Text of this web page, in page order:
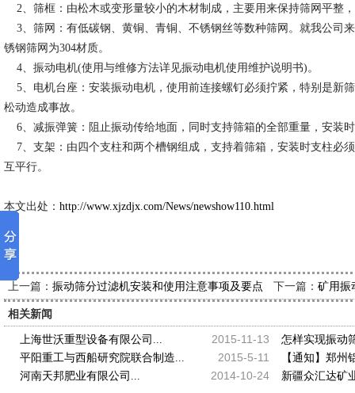
2、筛框：由松木或变形量较小的木材制成，主要用来保持筛网平整
3、筛网：有低碳钢、黄铜、青铜、不锈钢丝等数种筛网。就我公司
锈钢筛网为304材质。
4、振动电机(使用与维修方法详见振动电机使用维护说明书)。
5、电机台座：安装振动电机，使用前连接螺钉必须拧紧，特别是新
松动造成事故。
6、减振弹簧：阻止振动传给地面，同时支持筛箱的全部重量，安装
7、支架：由四个支柱和两个槽钢组成，支持着筛箱，安装时支柱必
互平行。
本文出处： http://www.xjzdjx.com/News/newshow110.html
上一篇： 振动筛分过滤机安装和使用注意事项及要点 下一篇： 矿用振
相关新闻
2015-11-13
上海世沃重型设备有限公司... 怎样实现振动
2015-5-11
平阳重工与西船研究院联合制造... 【通知】郑州
2014-10-24
河南天邦肥业有限公司... 新疆众汇达矿